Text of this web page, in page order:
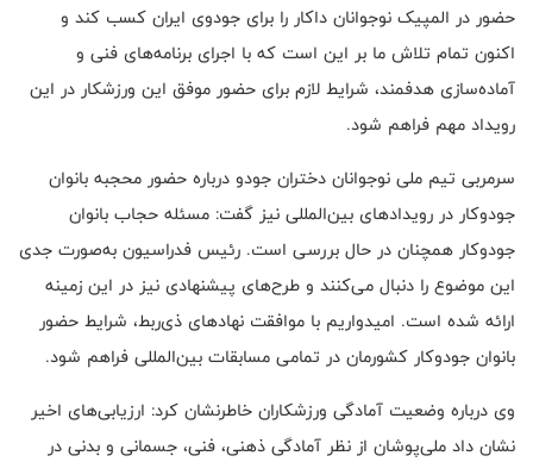
حضور در المپیک نوجوانان داکار را برای جودوی ایران کسب کند و
اکنون تمام تلاش ما بر این است که با اجرای برنامه‌های فنی و
آماده‌سازی هدفمند، شرایط لازم برای حضور موفق این ورزشکار در این
رویداد مهم فراهم شود.
سرمربی تیم ملی نوجوانان دختران جودو درباره حضور محجبه بانوان
جودوکار در رویدادهای بین‌المللی نیز گفت: مسئله حجاب بانوان
جودوکار همچنان در حال بررسی است. رئیس فدراسیون به‌صورت جدی
این موضوع را دنبال می‌کنند و طرح‌های پیشنهادی نیز در این زمینه
ارائه شده است. امیدواریم با موافقت نهادهای ذی‌ربط، شرایط حضور
بانوان جودوکار کشورمان در تمامی مسابقات بین‌المللی فراهم شود.
وی درباره وضعیت آمادگی ورزشکاران خاطرنشان کرد: ارزیابی‌های اخیر
نشان داد ملی‌پوشان از نظر آمادگی ذهنی، فنی، جسمانی و بدنی در